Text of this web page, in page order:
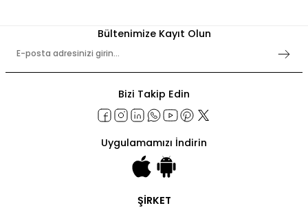
Bültenimize Kayıt Olun
Bizi Takip Edin
Uygulamamızı İndirin
ŞİRKET